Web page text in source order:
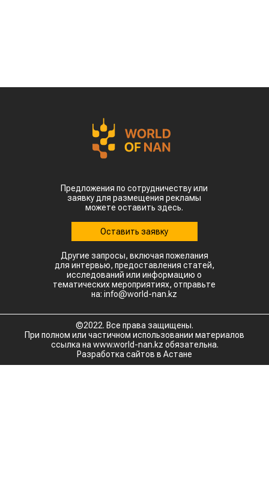
Предложения по сотрудничеству или
заявку для размещения рекламы
можете оставить здесь.
Оставить заявку
Другие запросы, включая пожелания
для интервью, предоставления статей,
исследований или информацию о
тематических мероприятиях, отправьте
на: info@world-nan.kz
©2022. Все права защищены.
При полном или частичном использовании материалов
ссылка на www.world-nan.kz обязательна.
Разработка сайтов в Астане